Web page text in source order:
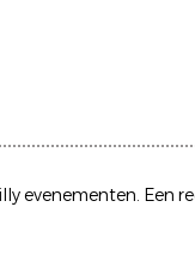
evenementen. Een